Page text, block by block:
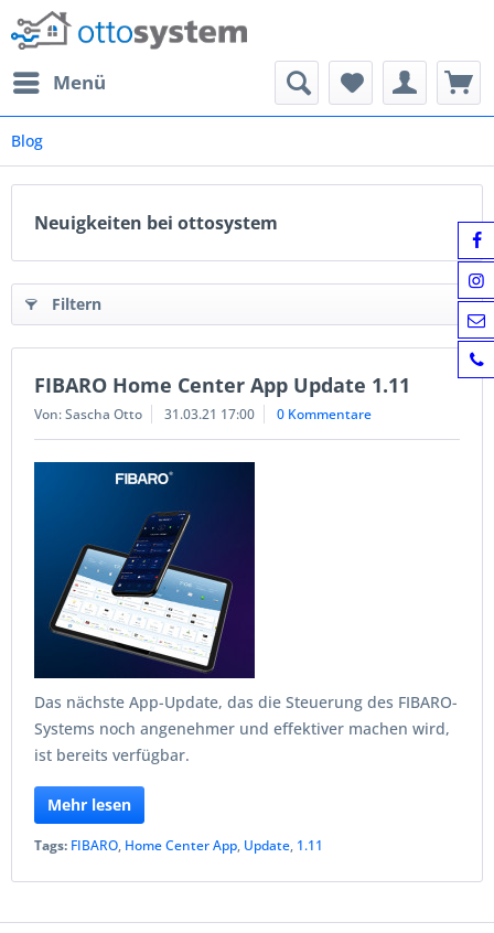
Menü
Blog
Neuigkeiten bei ottosystem
Filtern
FIBARO Home Center App Update 1.11
Von: Sascha Otto 31.03.21 17:00 0 Kommentare
Das nächste App-Update, das die Steuerung des FIBARO-
Systems noch angenehmer und effektiver machen wird,
ist bereits verfügbar.
Mehr lesen
Tags: FIBARO, Home Center App, Update, 1.11